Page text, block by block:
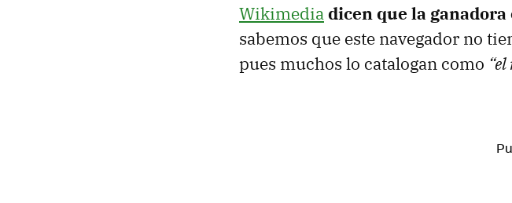
Wikimediadicen que la ganadora
sabemos que este navegador no
pues muchos lo catalogan como